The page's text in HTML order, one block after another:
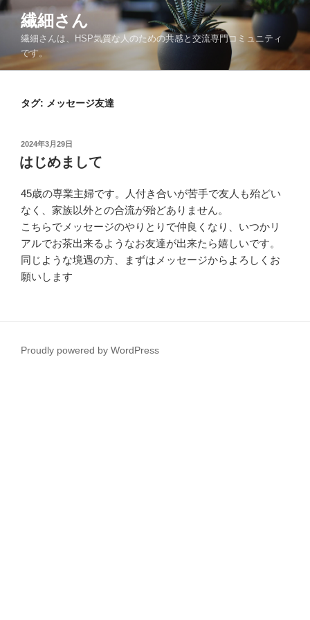
コ
ン
ツ
繊細さん
繊細さんは、HSP気質な人のための共感と交流専門コミュニティ
です。
タグ: メッセージ友達
投
稿
日:
2024年3月29日
はじめまして
45歳の専業主婦です。人付き合いが苦手で友人も殆どい
なく、家族以外との合流が殆どありません。
こちらでメッセージのやりとりで仲良くなり、いつかリ
アルでお茶出来るようなお友達が出来たら嬉しいです。
同じような境遇の方、まずはメッセージからよろしくお
願いします
Proudly powered by WordPress